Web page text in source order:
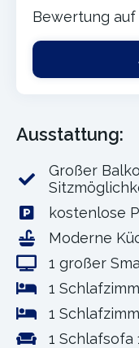
Bewertung auf
Ausstattung:
Großer
kostenlose
Moderne
1 großer
1
1
1 Schlafsofa